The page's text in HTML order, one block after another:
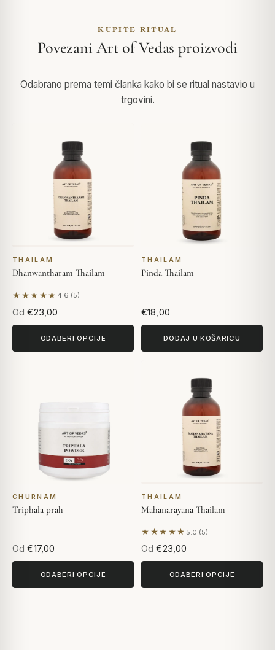
KUPITE RITUAL
Povezani Art of Vedas proizvodi
Odabrano prema temi članka kako bi se ritual nastavio u
trgovini.
THAILAM
Dhanwantharam Thailam
★★★★★ 4.6 (5)
Na temelju 5 recenzija
Od €23,00
ODABERI OPCIJE
THAILAM
Pinda Thailam
€18,00
DODAJ U KOŠARICU
CHURNAM
Triphala prah
Od €17,00
ODABERI OPCIJE
THAILAM
Mahanarayana Thailam
★★★★★ 5.0 (5)
Na temelju 5 recenzija
Od €23,00
ODABERI OPCIJE